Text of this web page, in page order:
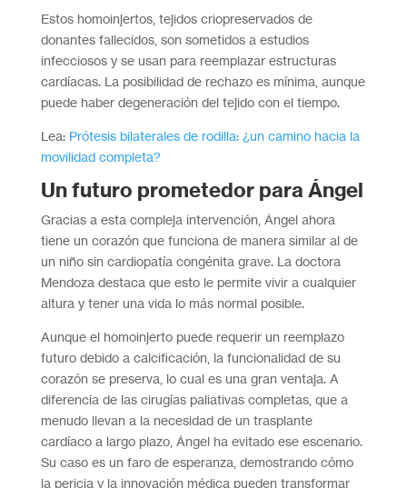
Estos homoinjertos, tejidos criopreservados de
donantes fallecidos, son sometidos a estudios
infecciosos y se usan para reemplazar estructuras
cardíacas. La posibilidad de rechazo es mínima, aunque
puede haber degeneración del tejido con el tiempo.
Lea: Prótesis bilaterales de rodilla: ¿un camino hacia la
movilidad completa?
Un futuro prometedor para Ángel
Gracias a esta compleja intervención, Ángel ahora
tiene un corazón que funciona de manera similar al de
un niño sin cardiopatía congénita grave. La doctora
Mendoza destaca que esto le permite vivir a cualquier
altura y tener una vida lo más normal posible.
Aunque el homoinjerto puede requerir un reemplazo
futuro debido a calcificación, la funcionalidad de su
corazón se preserva, lo cual es una gran ventaja. A
diferencia de las cirugías paliativas completas, que a
menudo llevan a la necesidad de un trasplante
cardíaco a largo plazo, Ángel ha evitado ese escenario.
Su caso es un faro de esperanza, demostrando cómo
la pericia y la innovación médica pueden transformar